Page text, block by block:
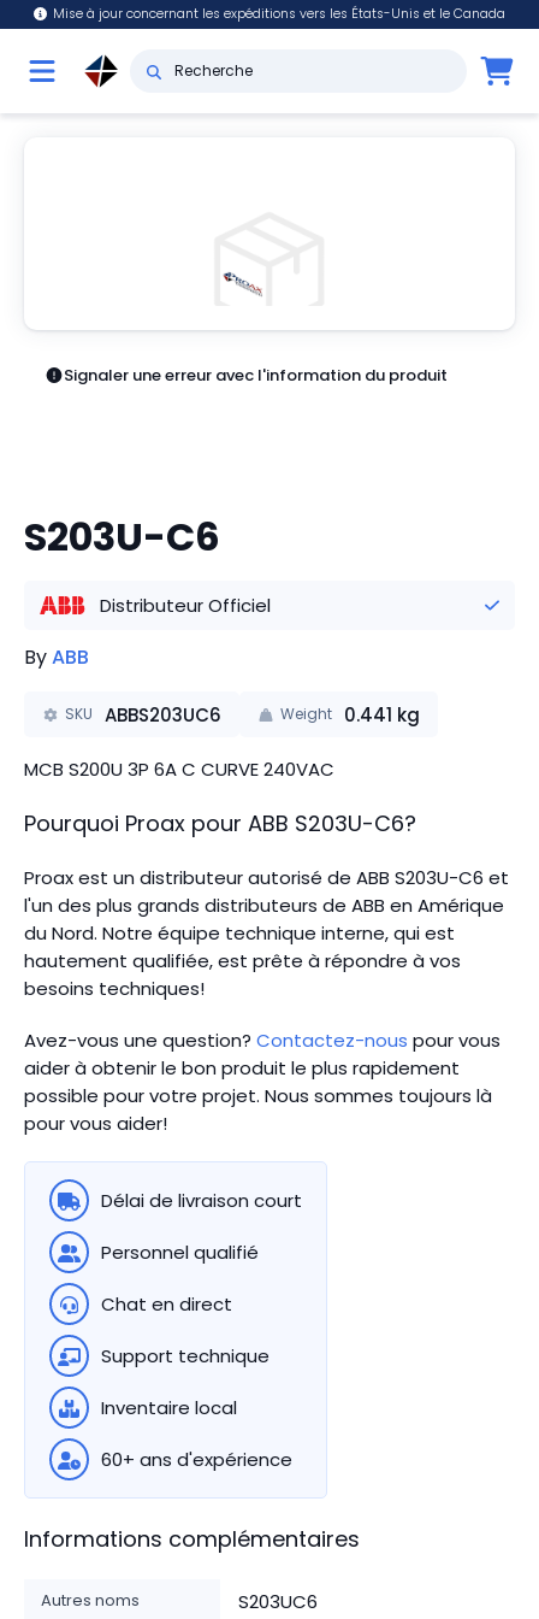
Mise à jour concernant les expéditions vers les États-Unis et le Canada
Signaler une erreur avec l'information du produit
S203U-C6
Distributeur Officiel
ByABB
SKU ABBS203UC6 Weight 0.441 kg
MCB S200U 3P 6A C CURVE 240VAC
Pourquoi Proax pour ABB S203U-C6?
Proax est un distributeur autorisé de ABB S203U-C6 et
l'un des plus grands distributeurs de ABB en Amérique
du Nord. Notre équipe technique interne, qui est
hautement qualifiée, est prête à répondre à vos
besoins techniques!
Avez-vous une question? Contactez-nous pour vous
aider à obtenir le bon produit le plus rapidement
possible pour votre projet. Nous sommes toujours là
pour vous aider!
Délai de livraison court
Personnel qualifié
Chat en direct
Support technique
Inventaire local
60+ ans d'expérience
Informations complémentaires
Autres noms S203UC6